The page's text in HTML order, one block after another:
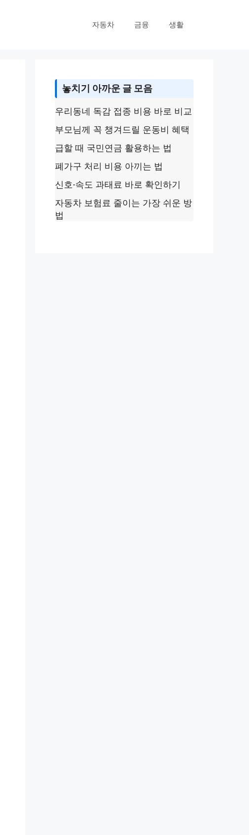
자동차 금융 생활
놓치기 아까운 글 모음
우리동네 독감 접종 비용 바로 비교
부모님께 꼭 챙겨드릴 운동비 혜택
급할 때 국민연금 활용하는 법
폐가구 처리 비용 아끼는 법
신호·속도 과태료 바로 확인하기
자동차 보험료 줄이는 가장 쉬운 방
법